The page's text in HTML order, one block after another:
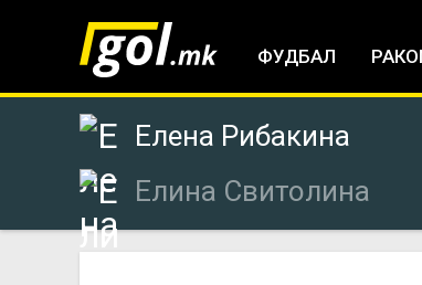
ФУДБАЛ
Елена Рибакина
Елина Свитолина